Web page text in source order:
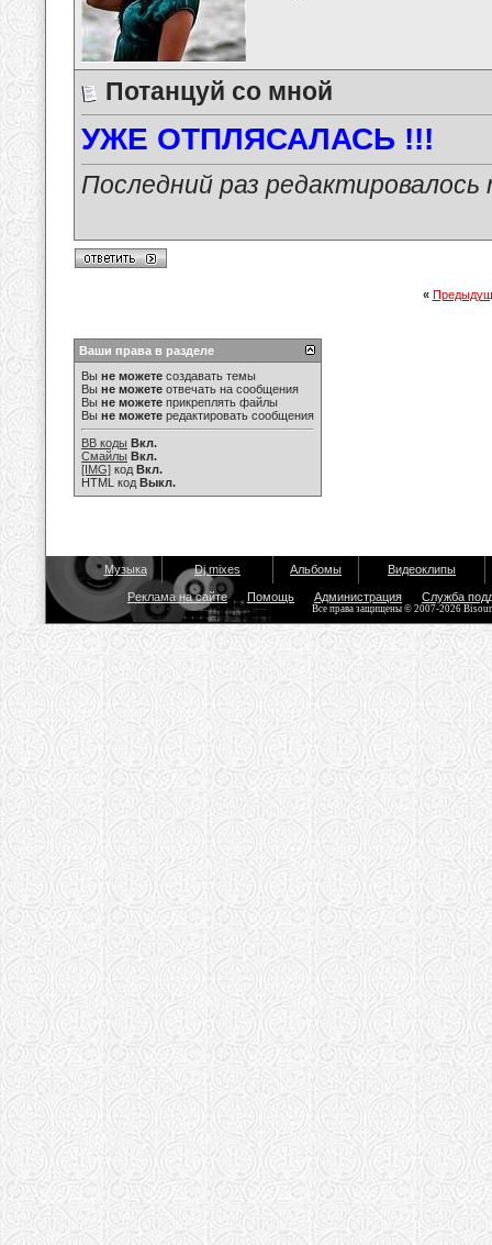
Потанцуй со мной
УЖЕ ОТПЛЯСАЛАСЬ !!!
Последний раз
«
Ваши права в разделе
Вы не можете создавать темы
Вы не можете отвечать на сообщения
Вы не можете прикреплять файлы
Вы не можете редактировать сообщения
BB коды Вкл.
Смайлы Вкл.
[IMG] код Вкл.
HTML код Выкл.
Музыка Dj mixes Альбомы Видеоклипы
Реклама на сайте Помощь Администрация Служба
Все права защищены © 2007-2026